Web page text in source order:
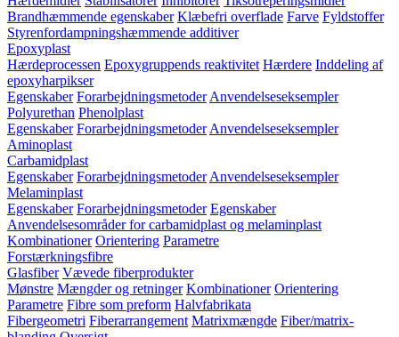
Brandhæmmende egenskaber Klæbefri overflade Farve Fyldstoffer
Styrenfordampningshæmmende additiver
Epoxyplast
Hærdeprocessen Epoxygruppends reaktivitet Hærdere Inddeling af
epoxyharpikser
Egenskaber Forarbejdningsmetoder Anvendelseseksempler
Polyurethan Phenolplast
Egenskaber Forarbejdningsmetoder Anvendelseseksempler
Aminoplast
Carbamidplast
Egenskaber Forarbejdningsmetoder Anvendelseseksempler
Melaminplast
Egenskaber Forarbejdningsmetoder Egenskaber
Anvendelsesområder for carbamidplast og melaminplast
Kombinationer Orientering Parametre
Forstærkningsfibre
Glasfiber Vævede fiberprodukter
Mønstre Mængder og retninger Kombinationer Orientering
Parametre Fibre som preform Halvfabrikata
Fibergeometri Fiberarrangement Matrixmængde Fiber/matrix-